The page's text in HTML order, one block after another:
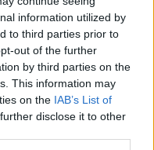
information utilized by
to third parties prior to
out of the further
by third parties on the
This information may
on the IAB’s List of
disclose it to other